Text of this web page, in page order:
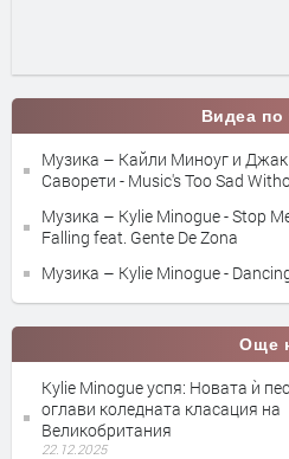
Видеа по
Музика – Кайли Миноуг и Джак
Саворети - Music's Too Sad
Музика – Kylie Minogue - Stop
Falling feat. Gente De Zona
Музика – Kylie Minogue -
Още
Kylie Minogue успя: Новата ѝ
оглави коледната класация на
Великобритания
22.12.2025